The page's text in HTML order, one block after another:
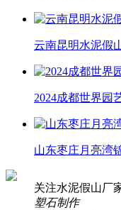
云南昆明水泥假
2024成都世界园
山东枣庄月亮湾
关注水泥假山厂
塑石制作